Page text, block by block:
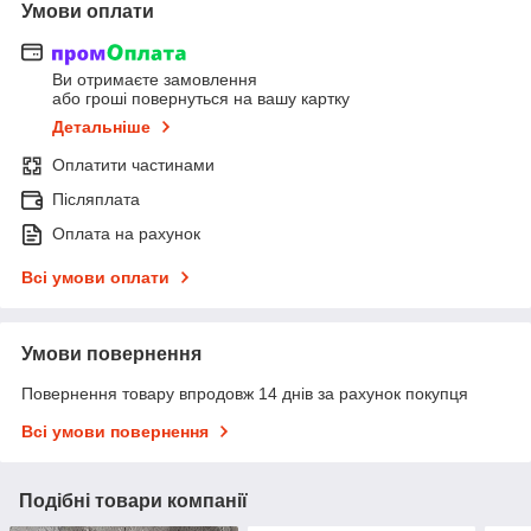
Умови оплати
Ви отримаєте замовлення
або гроші повернуться на вашу картку
Детальніше
Оплатити частинами
Післяплата
Оплата на рахунок
Всі умови оплати
Умови повернення
Повернення товару впродовж 14 днів за рахунок покупця
Всі умови повернення
Подібні товари компанії